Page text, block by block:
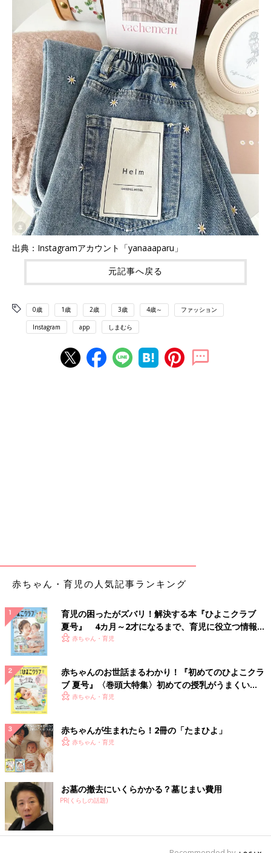
出典：Instagramアカウント「yanaaaparu」
元記事へ戻る
0歳 1歳 2歳 3歳 4歳～ ファッション
Instagram app しまむら
赤ちゃん・育児の人気記事ランキング
育児の困ったがズバリ！解決する本『ひよこクラブ
夏号』 4カ月～2才になるまで、育児に役立つ情報が
いっぱい！
赤ちゃん・育児
赤ちゃんのお世話まるわかり！『初めてのひよこクラ
ブ 夏号』〈巻頭大特集〉初めての授乳がうまくい
く！ おっぱい・ミルクの基本と夏のトラブル 解決テ
赤ちゃん・育児
赤ちゃんが生まれたら！2冊の「たまひよ」
赤ちゃん・育児
お墓の撤去にいくらかかる？墓じまい費用
PR(くらしの話題)